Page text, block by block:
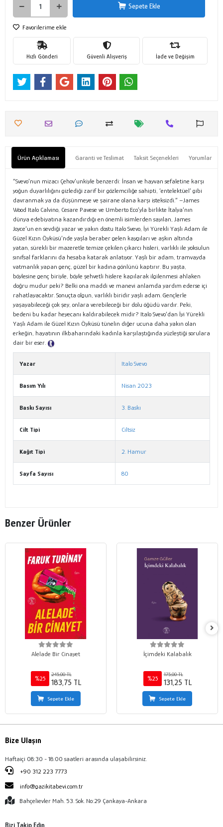
Sepete Ekle
Favorilerime ekle
Hızlı Gönderi Güvenli Alışveriş İade ve Değişim
Ürün Açıklaması Garanti ve Teslimat Taksit Seçenekleri Yorumlar
“Svevo’nun mizacı Çehov’unkiyle benzerdi: İnsan ve hayvan sefaletine karşı
yoğun duyarlılığını gizlediği zarif bir gözlemciliğe sahipti, ‘entelektüel’ gibi
davranmak ya da düşünmeye ve şairane olana karşı isteksizdi.” –James
Wood Italo Calvino, Cesare Pavese ve Umberto Eco’yla birlikte İtalya’nın
dünya edebiyatına kazandırdığı en önemli isimlerden sayılan, James
Joyce’un en sevdiği yazar ve yakın dostu Italo Svevo, İyi Yürekli Yaşlı Adam ile
Güzel Kızın Öyküsü’nde yaşla beraber gelen kaygıları ve aşkın altında
yatan, sürekli bir mazeretle temize çekilen çıkarcı hisleri, varlıklı ile yoksulun
sınıfsal farklarını da hesaba katarak anlatıyor. Yaşlı bir adam, tramvayda
vatmanlık yapan genç, güzel bir kadına gönlünü kaptırır. Bu yaşta,
böylesine genç biriyle, böyle şehvetli hislere kapılarak ilgilenmesi ahlaken
doğru mudur peki? Belki ona maddi ve manevi anlamda yardım ederse içi
rahatlayacaktır. Sonuçta olgun, varlıklı biridir yaşlı adam. Gençlerle
yaşayabileceği çok şey, onlara verebileceği bir dolu öğüdü vardır. Peki,
bedeni bu kadar heyecanı kaldırabilecek midir? Italo Svevo’dan İyi Yürekli
Yaşlı Adam ile Güzel Kızın Öyküsü tünelin diğer ucuna daha yakın olan
erkeğin, hayatının ilkbaharındaki kadınla karşılaştığında yüzleştiği sorulara
dair bir eser.
Yazar Italo Svevo
Basım Yılı Nisan 2023
Baskı Sayısı 3. Baskı
Cilt Tipi Ciltsiz
Kağıt Tipi 2. Hamur
Sayfa Sayısı 80
Benzer Ürünler
Alelade Bir Cinayet
%25
245,00 TL
183,75 TL
Sepete Ekle
İçimdeki Kalabalık
%25
175,00 TL
131,25 TL
Sepete Ekle
Bize Ulaşın
Haftaiçi 08:30 - 18:00 saatleri arasında ulaşabilirsiniz.
+90 312 223 7773
info@gazikitabevi.com.tr
Bahçelievler Mah. 53. Sok. No:29 Çankaya-Ankara
Bizi Takip Edin